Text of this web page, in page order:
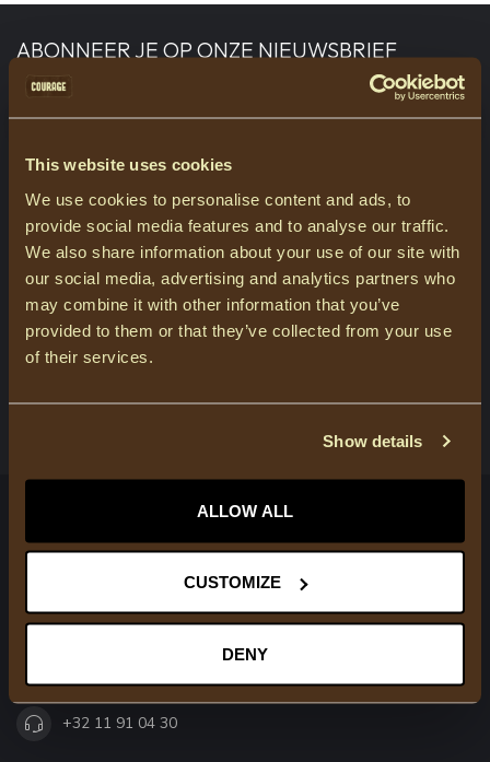
This website uses cookies
We use cookies to personalise content and ads, to
provide social media features and to analyse our traffic.
We also share information about your use of our site with
our social media, advertising and analytics partners who
may combine it with other information that you’ve
provided to them or that they’ve collected from your use
of their services.
Show details
ALLOW ALL
CUSTOMIZE
DENY
MEER INFORMATIE
Heeft u vragen over onze producten of uw aankoop? Bezoek dan
onze klantenservicepagina. Hier vindt u onze bedrijfsgegevens,
antwoorden op veelgestelde vragen en verschillende manieren
om contact met ons op te nemen.
ABONNEER JE OP ONZE NIEUWSBRIEF
Blijf op de hoogte over onze laatste acties
COURAGE
Molenweg 79
+32 11 91 04 30